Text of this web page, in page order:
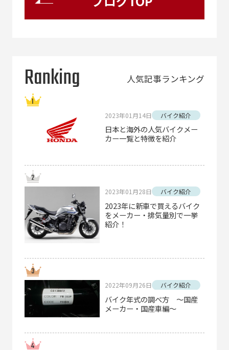
Ranking 人気記事ランキング
2023年01月14日 バイク紹介
日本と海外の人気バイクメー
カー一覧と特徴を紹介
2023年01月28日 バイク紹介
2023年に新車で買えるバイク
をメーカー・排気量別で一挙
紹介！
2022年09月26日 バイク紹介
バイク年式の調べ方 ～国産
メーカー・国産車編～